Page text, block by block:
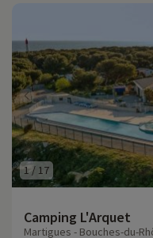
1/ 17
Camping L'Arquet
Martigues - Bouches-du-